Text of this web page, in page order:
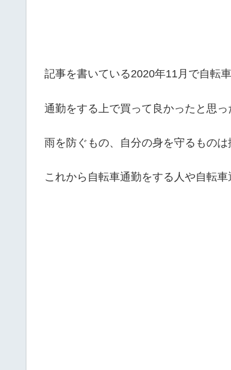
記事を書いている2020年11月で自転
通勤をする上で買って良かったと思っ
雨を防ぐもの、自分の身を守るものは
これから自転車通勤をする人や自転